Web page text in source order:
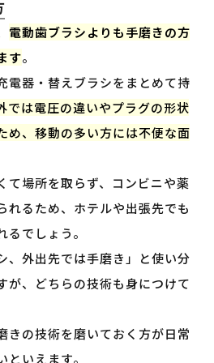
電動歯ブラシよりも手磨きの方
す。
電器・替えブラシをまとめて持
では電圧の違いやプラグの形状
め、移動の多い方には不便な面
て場所を取らず、コンビニや薬
れるため、ホテルや出張先でも
でしょう。
、外出先では手磨き」と使い分
が、どちらの技術も身につけて
きの技術を磨いておく方が日常
いえます。